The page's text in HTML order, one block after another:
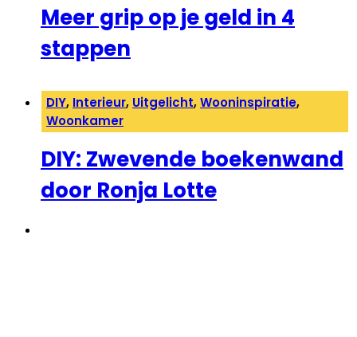
Meer grip op je geld in 4
stappen
DIY, Interieur, Uitgelicht,Wooninspiratie,
Woonkamer
DIY: Zwevende boekenwand
door Ronja Lotte